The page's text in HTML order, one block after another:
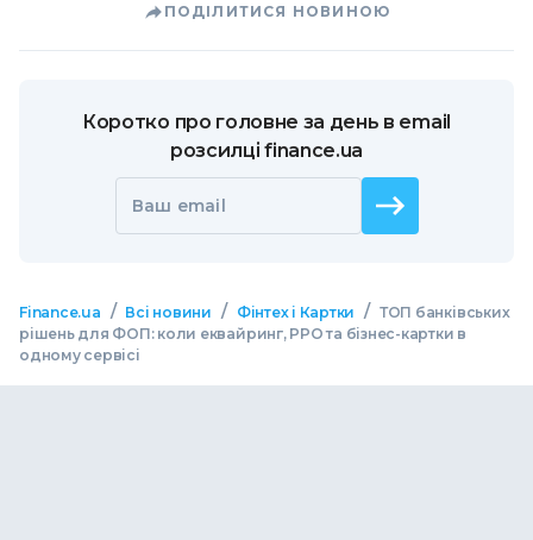
ПОДІЛИТИСЯ НОВИНОЮ
Коротко про головне за день в email
розсилці finance.ua
Ваш email
Finance.ua / Всі новини / Фінтех і Картки / ТОП банківських
рішень для ФОП: коли еквайринг, РРО та бізнес-картки в
одному сервісі